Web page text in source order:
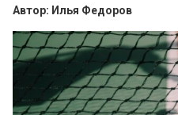
Автор: Илья Федоров